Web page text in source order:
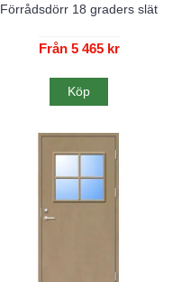
Förrådsdörr 18 graders slät
Från 5 465 kr
Köp